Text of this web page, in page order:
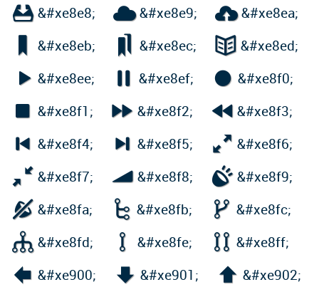
&#xe8e8; &#xe8e9; &#xe8ea;
 &#xe8eb;  &#xe8ec;  &#xe8ed;
 &#xe8ee;  &#xe8ef;  &#xe8f0;
 &#xe8f1;  &#xe8f2;  &#xe8f3;
 &#xe8f4;  &#xe8f5;  &#xe8f6;
 &#xe8f7; &#xe8f8; &#xe8f9;
 &#xe8fa;  &#xe8fb;  &#xe8fc;
 &#xe8fd;  &#xe8fe;  &#xe8ff;
 &#xe900;  &#xe901;  &#xe902;